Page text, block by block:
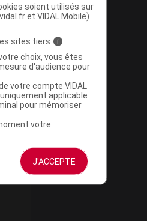
soient utilisés sur
et VIDAL Mobile)
sites tiers i
choix, vous êtes
d'audience pour
votre compte VIDAL
applicable
pour mémoriser
votre
J'ACCEPTE